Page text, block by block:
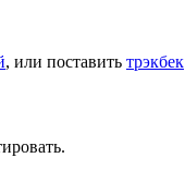
, или поставить трэкбек